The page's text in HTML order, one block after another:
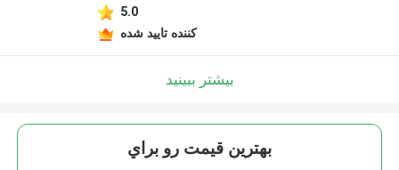
5.0
کننده تایید شده
بیشتر ببینید
بهترين قيمت رو براي